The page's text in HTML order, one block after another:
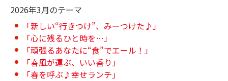
2026年3月のテーマ
「新しい“行きつけ”、みーつけた♪」
「心に残るひと時を…」
「頑張るあなたに“食”でエール！」
「春風が運ぶ、いい香り」
「春を呼ぶ♪幸せランチ」